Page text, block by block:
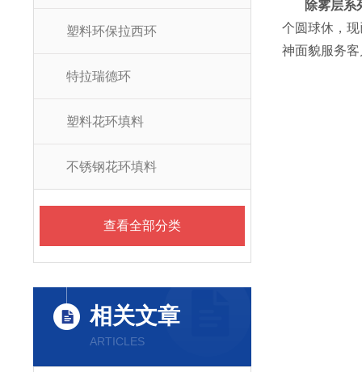
塑料环保拉西环
特拉瑞德环
塑料花环填料
不锈钢花环填料
查看全部分类
相关文章
ARTICLES
除雾层系
个圆球休，
神面貌服务